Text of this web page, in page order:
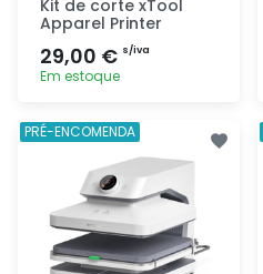
Kit de corte xTool
Apparel Printer
29,00 € s/iva
Em estoque
Adicionar
rapidamente
PRÉ-ENCOMENDA